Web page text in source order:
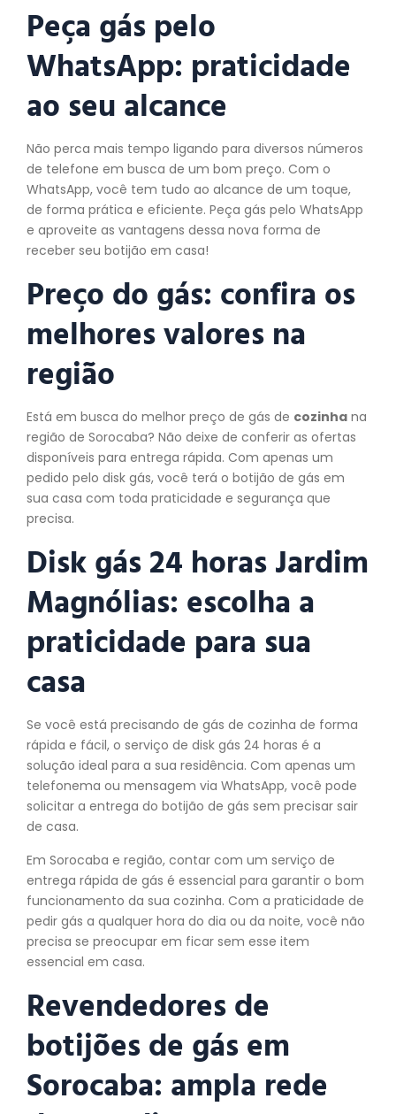
Peça gás pelo
WhatsApp: praticidade
ao seu alcance
Não perca mais tempo ligando para diversos números
de telefone em busca de um bom preço. Com o
WhatsApp, você tem tudo ao alcance de um toque,
de forma prática e eficiente. Peça gás pelo WhatsApp
e aproveite as vantagens dessa nova forma de
receber seu botijão em casa!
Preço do gás: confira os
melhores valores na
região
Está em busca do melhor preço de gás de cozinha na
região de Sorocaba? Não deixe de conferir as ofertas
disponíveis para entrega rápida. Com apenas um
pedido pelo disk gás, você terá o botijão de gás em
sua casa com toda praticidade e segurança que
precisa.
Disk gás 24 horas Jardim
Magnólias: escolha a
praticidade para sua
casa
Se você está precisando de gás de cozinha de forma
rápida e fácil, o serviço de disk gás 24 horas é a
solução ideal para a sua residência. Com apenas um
telefonema ou mensagem via WhatsApp, você pode
solicitar a entrega do botijão de gás sem precisar sair
de casa.
Em Sorocaba e região, contar com um serviço de
entrega rápida de gás é essencial para garantir o bom
funcionamento da sua cozinha. Com a praticidade de
pedir gás a qualquer hora do dia ou da noite, você não
precisa se preocupar em ficar sem esse item
essencial em casa.
Revendedores de
botijões de gás em
Sorocaba: ampla rede